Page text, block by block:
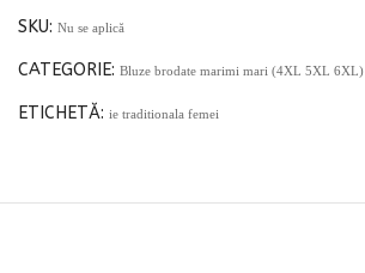
SKU: Nu se aplică
CATEGORIE: Bluze brodate marimi mari (4XL 5XL 6XL)
ETICHETĂ: ie traditionala femei